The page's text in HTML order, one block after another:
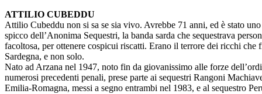
ATTILIO CUBEDDU
Attilio Cubeddu non si sa se sia vivo. Avrebbe 71 anni, ed è stato
spicco dell’Anonima Sequestri, la banda sarda che sequestrava
facoltosa, per ottenere cospicui riscatti. Erano il terrore dei ricchi che
Sardegna, e non solo.
Nato ad Arzana nel 1947, noto fin da giovanissimo alle forze
numerosi precedenti penali, prese parte ai sequestri Rangoni
Emilia-Romagna, messi a segno entrambi nel 1983, e al sequestro